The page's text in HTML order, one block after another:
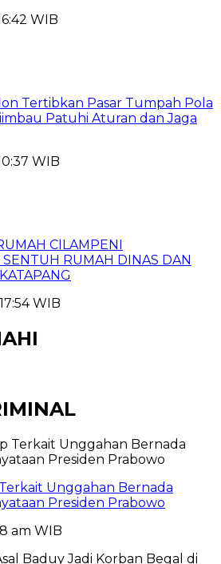
WIB
Tertibkan Pasar Tumpah Pola
Patuhi Aturan dan Jaga
WIB
CILAMPENI
RUMAH DINAS DAN
WIB
Unggahan Bernada
Presiden Prabowo
am WIB